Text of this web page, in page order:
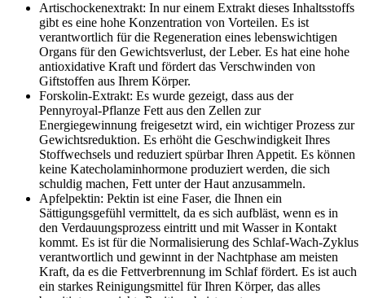
Artischockenextrakt: In nur einem Extrakt dieses Inhaltsstoffs
gibt es eine hohe Konzentration von Vorteilen. Es ist
verantwortlich für die Regeneration eines lebenswichtigen
Organs für den Gewichtsverlust, der Leber. Es hat eine hohe
antioxidative Kraft und fördert das Verschwinden von
Giftstoffen aus Ihrem Körper.
Forskolin-Extrakt: Es wurde gezeigt, dass aus der
Pennyroyal-Pflanze Fett aus den Zellen zur
Energiegewinnung freigesetzt wird, ein wichtiger Prozess zur
Gewichtsreduktion. Es erhöht die Geschwindigkeit Ihres
Stoffwechsels und reduziert spürbar Ihren Appetit. Es können
keine Katecholaminhormone produziert werden, die sich
schuldig machen, Fett unter der Haut anzusammeln.
Apfelpektin: Pektin ist eine Faser, die Ihnen ein
Sättigungsgefühl vermittelt, da es sich aufbläst, wenn es in
den Verdauungsprozess eintritt und mit Wasser in Kontakt
kommt. Es ist für die Normalisierung des Schlaf-Wach-Zyklus
verantwortlich und gewinnt in der Nachtphase am meisten
Kraft, da es die Fettverbrennung im Schlaf fördert. Es ist auch
ein starkes Reinigungsmittel für Ihren Körper, das alles